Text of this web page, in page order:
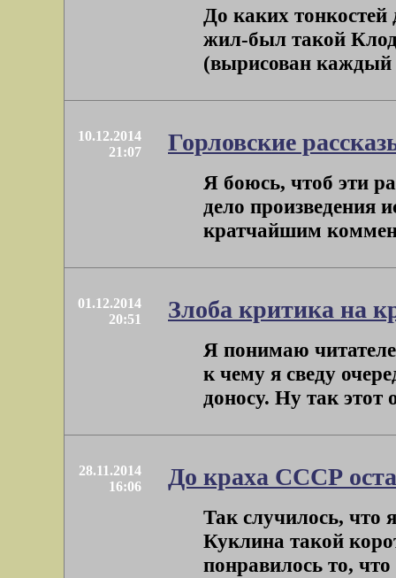
До каких
жил-был такой
(вырисован каждый
10.12.2014
21:07
Горловские
Я боюсь, чтоб эти
дело произведения
кратчайшим
01.12.2014
20:51
Злоба критика на
Я понимаю
к чему я сведу
доносу. Ну так этот
28.11.2014
16:06
До краха СССР
Так случилось, что
Куклина такой
понравилось то,